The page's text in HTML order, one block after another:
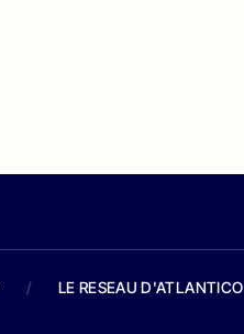
/ LE RESEAU D'ATLANTICO